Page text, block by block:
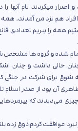
اصرار میکردند نام آنها
هم نزد من آمدند.
همه را ببریم تعدادی
شده و گروه ها مشخص
حالی داشت و چنان
شوق برای شرکت در جنگی
آن بود از صدر اسلام
می‌دیدند که
نبرد موافقت کردم ذوق